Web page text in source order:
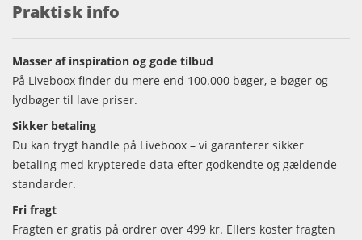
Praktisk info
Masser af inspiration og gode tilbud
På Liveboox finder du mere end 100.000 bøger, e-bøger og
lydbøger til lave priser.
Sikker betaling
Du kan trygt handle på Liveboox – vi garanterer sikker
betaling med krypterede data efter godkendte og gældende
standarder.
Fri fragt
Fragten er gratis på ordrer over 499 kr. Ellers koster fragten